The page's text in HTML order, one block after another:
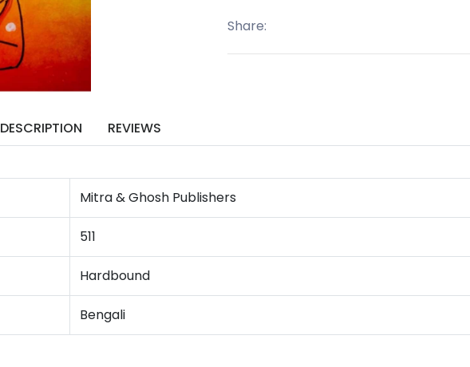
Share:
DESCRIPTION REVIEWS
Mitra & Ghosh Publishers
511
Hardbound
Bengali